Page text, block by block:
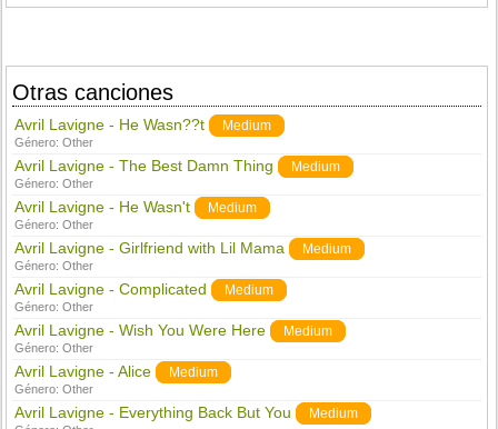
Otras canciones
Avril Lavigne - He Wasn??t Medium
Género:Other
Avril Lavigne - The Best Damn Thing Medium
Género:Other
Avril Lavigne - He Wasn't Medium
Género:Other
Avril Lavigne - Girlfriend with Lil Mama Medium
Género:Other
Avril Lavigne - Complicated Medium
Género:Other
Avril Lavigne - Wish You Were Here Medium
Género:Other
Avril Lavigne - Alice Medium
Género:Other
Avril Lavigne - Everything Back But You Medium